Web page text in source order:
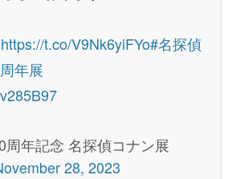
https://t.co/V9Nk6yiFYo#名探偵
年展
年記念 名探偵コナン展
28, 2023